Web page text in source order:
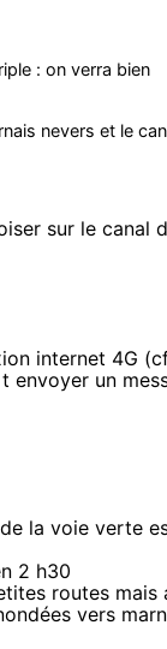
: on verra bien
nevers et le
sur le canal
internet 4G
envoyer un
la voie verte
2 h30
routes mais
vers